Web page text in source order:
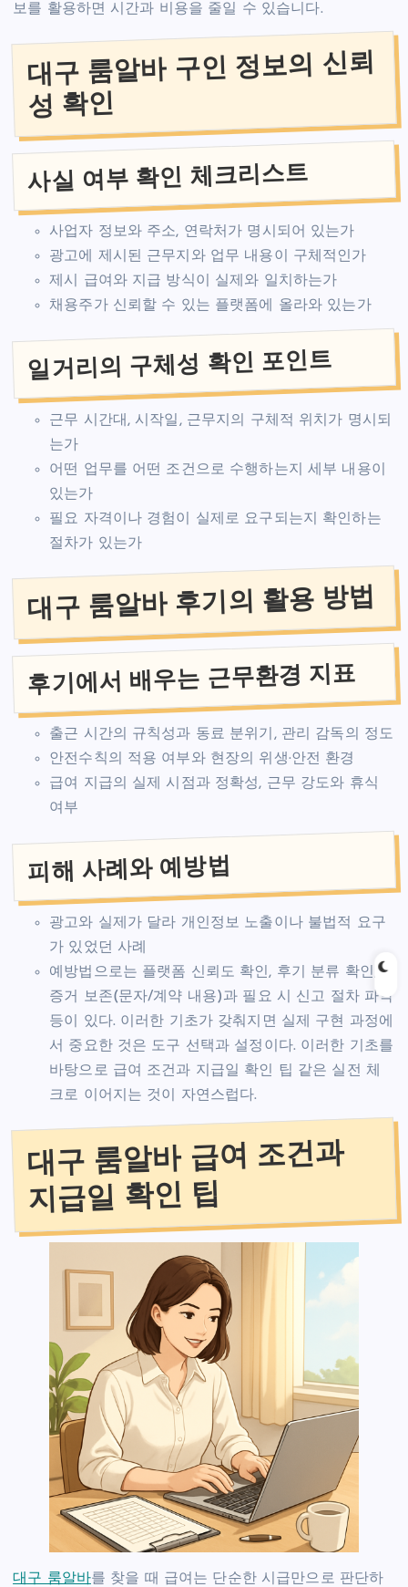
보를 활용하면 시간과 비용을 줄일 수 있습니다.
대구 룸알바 구인 정보의 신뢰
성 확인
사실 여부 확인 체크리스트
사업자 정보와 주소, 연락처가 명시되어 있는가
광고에 제시된 근무지와 업무 내용이 구체적인가
제시 급여와 지급 방식이 실제와 일치하는가
채용주가 신뢰할 수 있는 플랫폼에 올라와 있는가
일거리의 구체성 확인 포인트
근무 시간대, 시작일, 근무지의 구체적 위치가 명시되
는가
어떤 업무를 어떤 조건으로 수행하는지 세부 내용이
있는가
필요 자격이나 경험이 실제로 요구되는지 확인하는
절차가 있는가
대구 룸알바 후기의 활용 방법
후기에서 배우는 근무환경 지표
출근 시간의 규칙성과 동료 분위기, 관리 감독의 정도
안전수칙의 적용 여부와 현장의 위생·안전 환경
급여 지급의 실제 시점과 정확성, 근무 강도와 휴식
여부
피해 사례와 예방법
광고와 실제가 달라 개인정보 노출이나 불법적 요구
가 있었던 사례
예방법으로는 플랫폼 신뢰도 확인, 후기 분류 확인,
증거 보존(문자/계약 내용)과 필요 시 신고 절차 파악
등이 있다. 이러한 기초가 갖춰지면 실제 구현 과정에
서 중요한 것은 도구 선택과 설정이다. 이러한 기초를
바탕으로 급여 조건과 지급일 확인 팁 같은 실전 체
크로 이어지는 것이 자연스럽다.
대구 룸알바 급여 조건과
지급일 확인 팁
대구 룸알바를 찾을 때 급여는 단순한 시급만으로 판단하